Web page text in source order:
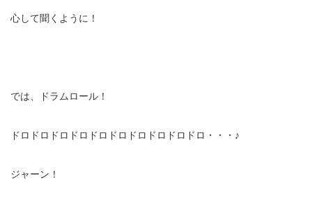
心して聞くように！
では、ドラムロール！
ドロドロドロドロドロドロドロドロドロドロ・・・♪
ジャーン！